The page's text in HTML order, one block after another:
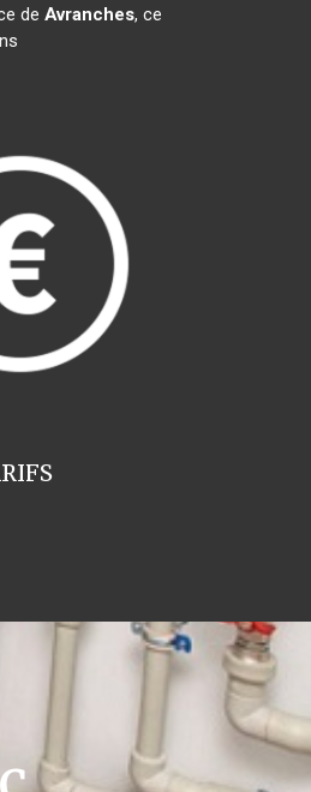
de Avranches, ce